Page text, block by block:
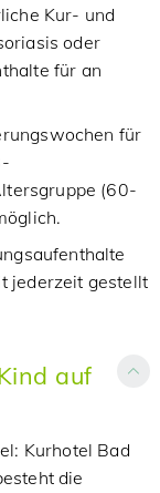
Kur- und
oder
für an
für
(60-
jederzeit gestellt
auf
Kurhotel Bad
die